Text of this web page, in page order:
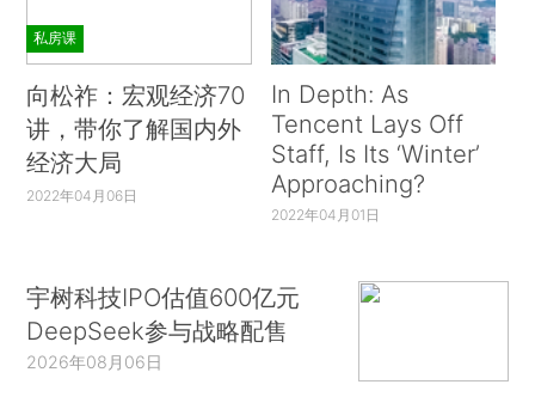
私房课
向松祚：宏观经济70
讲，带你了解国内外
经济大局
2022年04月06日
In Depth: As
Tencent Lays Off
Staff, Is Its ‘Winter’
Approaching?
2022年04月01日
宇树科技IPO估值600亿元
DeepSeek参与战略配售
2026年08月06日